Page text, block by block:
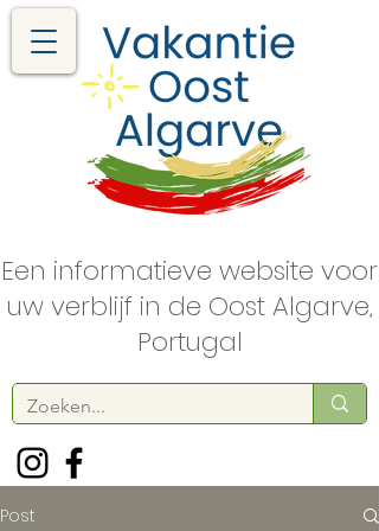
Een informatieve website voor
uw verblijf in de Oost Algarve,
Portugal
Post